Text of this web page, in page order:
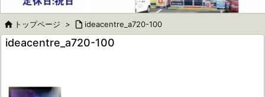

 トップページ >  ideacentre_a720-100
ideacentre_a720-100